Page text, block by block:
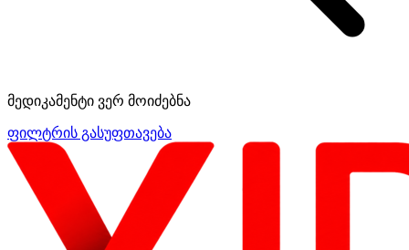
მედიკამენტი ვერ მოიძებნა
ფილტრის გასუფთავება